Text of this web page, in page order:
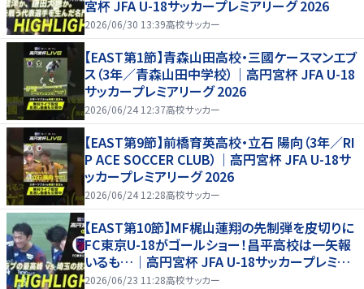
宮杯 JFA U-18サッカープレミアリーグ 2026
2026/06/30 13:39高校サッカー
【EAST第1節】青森山田高校・三國ケースマンエブ
ス（3年／青森山田中学校）｜高円宮杯 JFA U-18
サッカープレミアリーグ 2026
2026/06/24 12:37高校サッカー
【EAST第9節】前橋育英高校・立石 陽向（3年／RI
P ACE SOCCER CLUB）｜高円宮杯 JFA U-18サ
ッカープレミアリーグ 2026
2026/06/24 12:28高校サッカー
【EAST第10節】MF梶山蓮翔の先制弾を皮切りに
FC東京U-18がゴールショー！昌平高校は一矢報
いるも…｜高円宮杯 JFA U-18サッカープレミア
リーグ 2026
2026/06/23 11:28高校サッカー